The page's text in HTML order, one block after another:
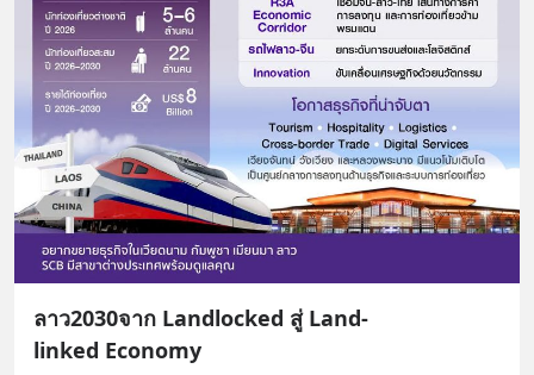
ลาว2030จาก Landlocked สู่ Land-
linked Economy